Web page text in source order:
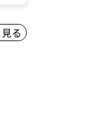
る